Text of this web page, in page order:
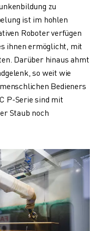
zu
ist im hohlen
Roboter verfügen
ihnen ermöglicht, mit
Darüber hinaus ahmt
so weit wie
Bedieners
P-Serie sind mit
Staub noch